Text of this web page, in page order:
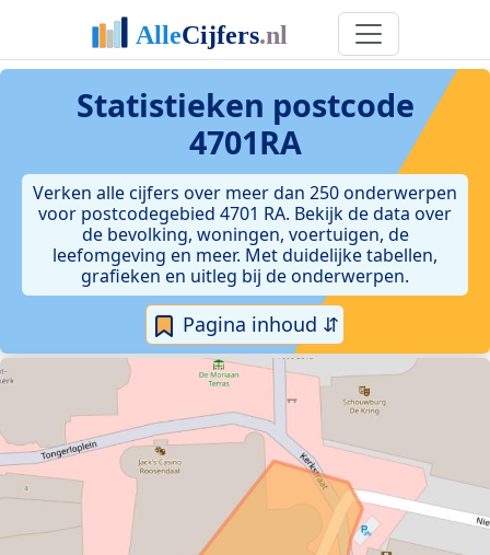
Statistieken postcode
4701RA
Verken alle cijfers over meer dan 250 onderwerpen
voor postcodegebied 4701 RA. Bekijk de data over
de bevolking, woningen, voertuigen, de
leefomgeving en meer. Met duidelijke tabellen,
grafieken en uitleg bij de onderwerpen.
Pagina inhoud ⇵